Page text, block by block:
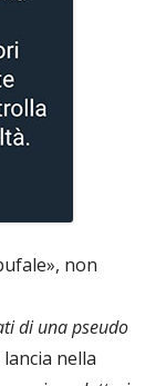
non
di una pseudo
lancia nella